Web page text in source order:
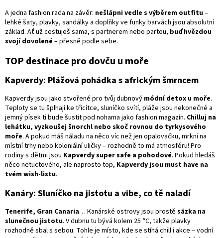
A jedna fashion rada na závěr: nešlápni vedle s výběrem outfitu–
lehké šaty, plavky, sandálky a doplňky ve funky barvách jsou absolutní
základ. Ať už cestuješ sama, s partnerem nebo partou, buď hvězdou
svojí dovolené – přesně podle sebe.
TOP destinace pro dovču u moře
Kapverdy: Plážová pohádka s africkým šmrncem
Kapverdy jsou jako stvořené pro tvůj dubnový módní detox u moře.
Teploty se tu šplhají ke třicítce, sluníčko svítí, pláže jsou nekonečné a
jemný písek ti bude šustit pod nohama jako fashion magazín. Chilluj na
lehátku, vyzkoušej šnorchl nebo skoč rovnou do tyrkysového
moře. A pokud máš náladu na něco víc než jen opalovačku, mrkni na
místní trhy nebo koloniální uličky – rozhodně to má atmosféru! Pro
rodiny s dětmi jsou Kapverdy super safe a pohodové. Pokud hledáš
něco netuctového, ale naprosto top, Kapverdy jsou must have na
tvém wish-listu.
Kanáry: Sluníčko na jistotu a vibe, co tě naladí
Tenerife, Gran Canaria… Kanárské ostrovy jsou prostě sázka na
slunečnou jistotu. V dubnu tu bývá kolem 25 °C, takže plavky
rozhodně sbal s sebou. Tohle je místo, kde se stíhá chill i akce – vodní